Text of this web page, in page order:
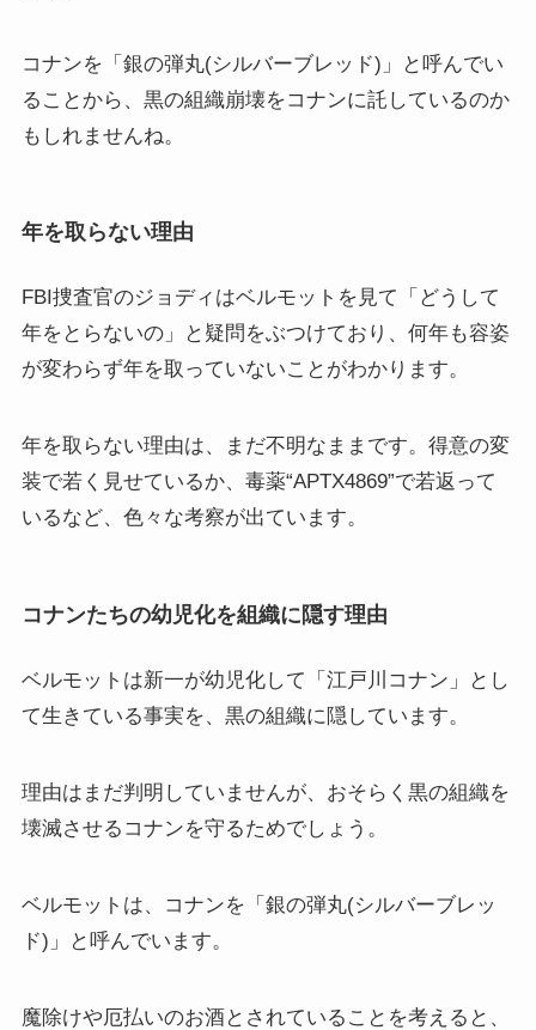
コナンを「銀の弾丸(シルバーブレッド)」と呼んでい
ることから、黒の組織崩壊をコナンに託しているのか
もしれませんね。
年を取らない理由
FBI捜査官のジョディはベルモットを見て「どうして
年をとらないの」と疑問をぶつけており、何年も容姿
が変わらず年を取っていないことがわかります。
年を取らない理由は、まだ不明なままです。得意の変
装で若く見せているか、毒薬“APTX4869”で若返って
いるなど、色々な考察が出ています。
コナンたちの幼児化を組織に隠す理由
ベルモットは新一が幼児化して「江戸川コナン」とし
て生きている事実を、黒の組織に隠しています。
理由はまだ判明していませんが、おそらく黒の組織を
壊滅させるコナンを守るためでしょう。
ベルモットは、コナンを「銀の弾丸(シルバーブレッ
ド)」と呼んでいます。
魔除けや厄払いのお酒とされていることを考えると、